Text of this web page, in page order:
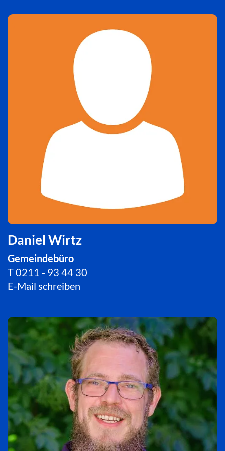
Daniel Wirtz
Gemeindebüro
T0211 - 93 44 30
E-Mail schreiben